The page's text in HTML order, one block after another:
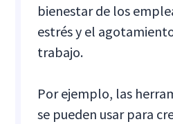
bienestar de los
estrés y el
trabajo.
Por ejemplo, las
se pueden usar para